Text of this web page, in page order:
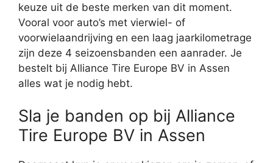
keuze uit de beste merken van dit moment.
Vooral voor auto’s met vierwiel- of
voorwielaandrijving en een laag jaarkilometrage
zijn deze 4 seizoensbanden een aanrader. Je
bestelt bij Alliance Tire Europe BV in Assen
alles wat je nodig hebt.
Sla je banden op bij Alliance
Tire Europe BV in Assen